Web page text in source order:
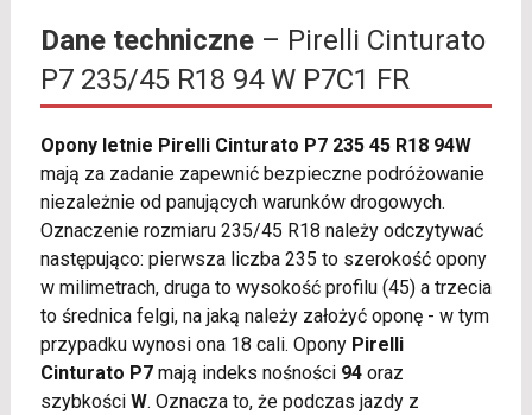
Dane techniczne– Pirelli Cinturato
P7 235/45 R18 94 W P7C1 FR
Opony letnie Pirelli Cinturato P7 235 45 R18 94W
mają za zadanie zapewnić bezpieczne podróżowanie
niezależnie od panujących warunków drogowych.
Oznaczenie rozmiaru 235/45 R18 należy odczytywać
następująco: pierwsza liczba 235 to szerokość opony
w milimetrach, druga to wysokość profilu (45) a trzecia
to średnica felgi, na jaką należy założyć oponę - w tym
przypadku wynosi ona 18 cali. Opony Pirelli
Cinturato P7mają indeks nośności 94oraz
szybkości W. Oznacza to, że podczas jazdy z